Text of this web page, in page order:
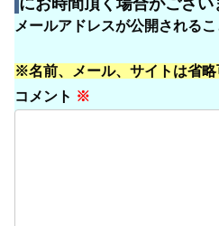
にお時間頂く場合がござい
メールアドレスが公開されるこ
※名前、メール、サイトは省略
コメント ※